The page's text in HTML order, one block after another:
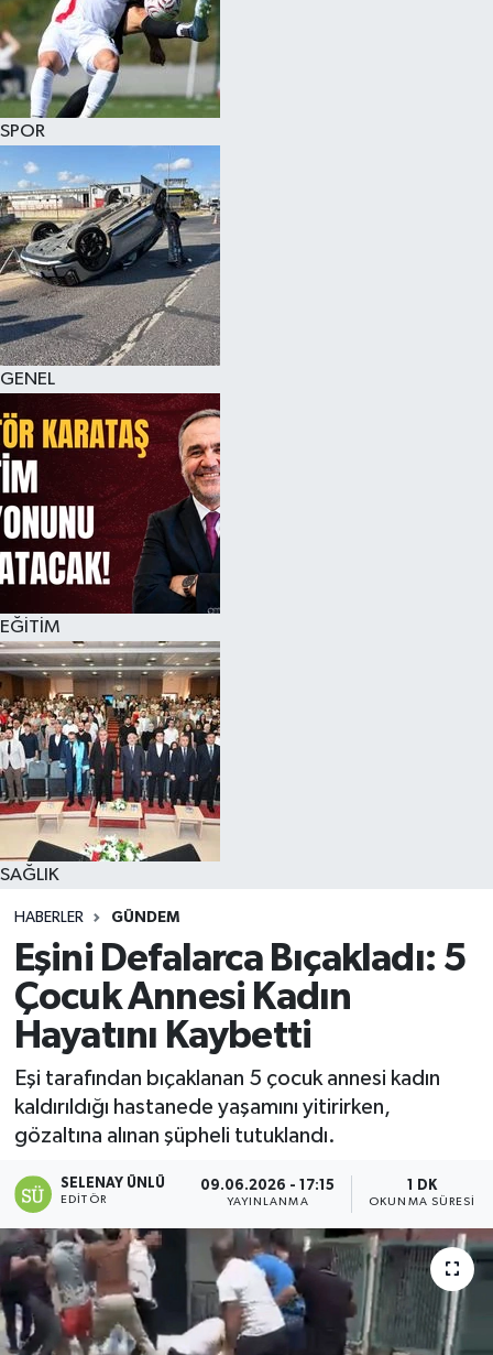
SPOR
GENEL
EĞİTİM
SAĞLIK
HABERLER GÜNDEM
Eşini Defalarca Bıçakladı: 5
Çocuk Annesi Kadın
Hayatını Kaybetti
Eşi tarafından bıçaklanan 5 çocuk annesi kadın
kaldırıldığı hastanede yaşamını yitirirken,
gözaltına alınan şüpheli tutuklandı.
SELENAY ÜNLÜ
EDITÖR
09.06.2026 - 17:15
YAYINLANMA
1 DK
OKUNMA SÜRESI
KÜLTÜR SANAT
MAGAZİN
SAĞLIK
SİYASET
SPOR
TEKNOLOJİ
YAŞAM